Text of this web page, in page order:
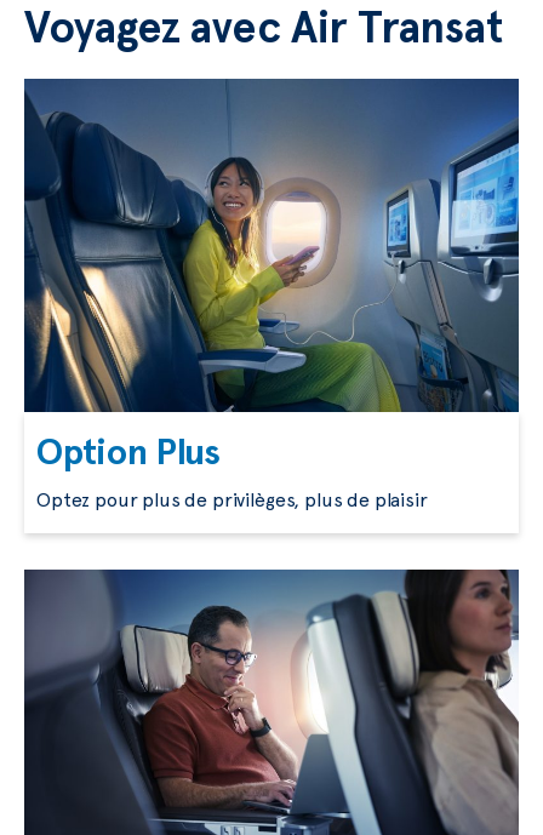
Voyagez avec Air Transat
Option Plus
Optez pour plus de privilèges, plus de plaisir